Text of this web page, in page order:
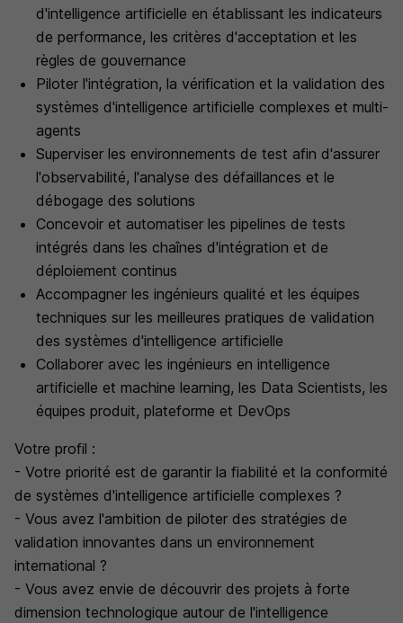
d'intelligence artificielle en établissant les indicateurs
de performance, les critères d'acceptation et les
règles de gouvernance
Piloter l'intégration, la vérification et la validation des
systèmes d'intelligence artificielle complexes et multi-
agents
Superviser les environnements de test afin d'assurer
l'observabilité, l'analyse des défaillances et le
débogage des solutions
Concevoir et automatiser les pipelines de tests
intégrés dans les chaînes d'intégration et de
déploiement continus
Accompagner les ingénieurs qualité et les équipes
techniques sur les meilleures pratiques de validation
des systèmes d'intelligence artificielle
Collaborer avec les ingénieurs en intelligence
artificielle et machine learning, les Data Scientists, les
équipes produit, plateforme et DevOps
Votre profil :
- Votre priorité est de garantir la fiabilité et la conformité
de systèmes d'intelligence artificielle complexes ?
- Vous avez l'ambition de piloter des stratégies de
validation innovantes dans un environnement
international ?
- Vous avez envie de découvrir des projets à forte
dimension technologique autour de l'intelligence